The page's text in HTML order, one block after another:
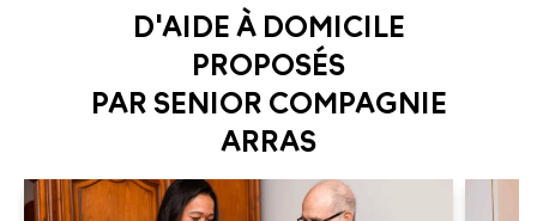
D'AIDE À DOMICILE
PROPOSÉS
PAR SENIOR COMPAGNIE
ARRAS